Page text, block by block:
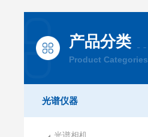
产品分类
Product Categories
光谱仪器